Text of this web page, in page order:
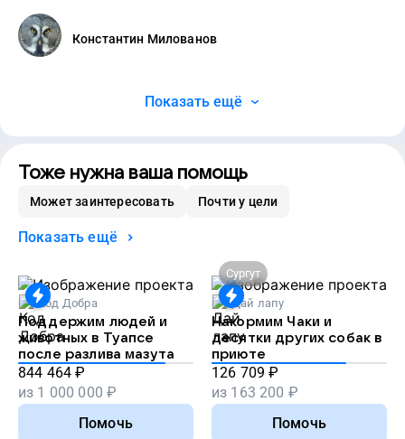
Константин Милованов
Показать ещё
Тоже нужна ваша помощь
Может заинтересовать Почти у цели
Показать ещё
Код Добра
Поддержим людей и
животных в Туапсе
после разлива мазута
844 464 ₽
из 1 000 000 ₽
Помочь
Сургут
Дай лапу
Накормим Чаки и
десятки других собак в
приюте
126 709 ₽
из 163 200 ₽
Помочь